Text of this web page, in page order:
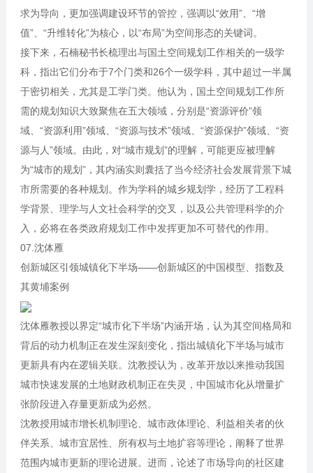
求为导向，更加强调建设环节的管控，强调以“效用”、“增
值”、“升维转化”为核心，以“布局”为空间形态的关键词。
接下来，石楠秘书长梳理出与国土空间规划工作相关的一级学
科，指出它们分布于7个门类和26个一级学科，其中超过一半属
于密切相关，尤其是工学门类。他认为，国土空间规划工作所
需的规划知识大致聚焦在五大领域，分别是“资源评价”领
域、“资源利用”领域、“资源与技术”领域、“资源保护”领域、“资
源与人”领域。由此，对“城市规划”的理解，可能更应被理解
为“城市的规划”，其内涵实则囊括了当今经济社会发展背景下城
市所需要的各种规划。作为学科的城乡规划学，经历了工程科
学背景、理学与人文社会科学的交叉，以及公共管理科学的介
入，必将在各类政府规划工作中发挥更加不可替代的作用。
07.沈体雁
创新城区引领城镇化下半场——创新城区的中国模型、指数及
其黄埔案例
沈体雁教授以界定“城市化下半场”内涵开场，认为其空间格局和
背后的动力机制正在发生深刻变化，指出城镇化下半场与城市
更新具有内在逻辑关联。沈教授认为，改革开放以来推动我国
城市快速发展的土地财政机制正在失灵，中国城市化从增量扩
张阶段进入存量更新成为必然。
沈教授用城市增长机制理论、城市政体理论、利益相关者的伙
伴关系、城市宜居性、所有权与土地扩容等理论，阐释了世界
范围内城市更新的理论进展。进而，论述了市场导向的社区建